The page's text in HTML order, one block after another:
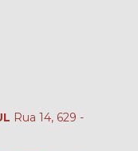
Rua 14, 629 -